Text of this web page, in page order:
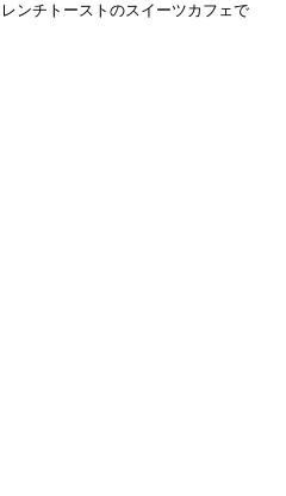
ンチトーストのスイーツカフェで